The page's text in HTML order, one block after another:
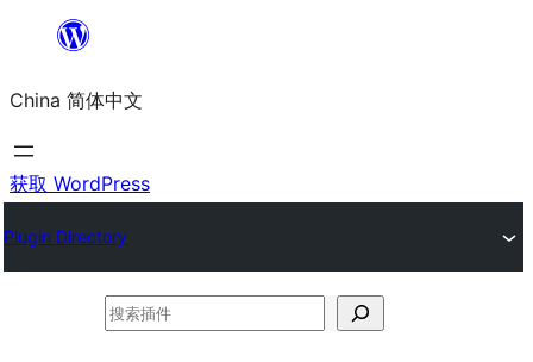
内
容
China 简体中文
获取 WordPress
Plugin Directory
搜